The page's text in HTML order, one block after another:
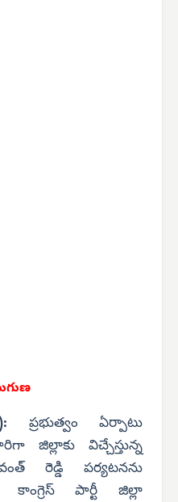
ప్రభుత్వం ఏర్పాటు
జిల్లాకు విచ్చేస్తున్న
రెడ్డి పర్యటనను
పార్టీ జిల్లా